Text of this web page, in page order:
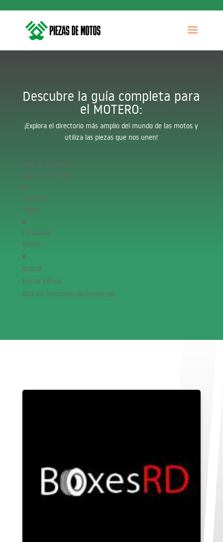
Descubre la guía completa para
el MOTERO:
¡Explora el directorio más amplio del mundo de las motos y
utiliza las piezas que nos unen!
Tipo de Empresa
Provincia
Localidad
Buscar
Borrar Filtros
Alta en Directorio de Empresas